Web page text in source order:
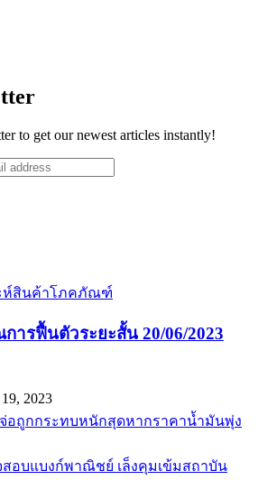
to get our newest articles instantly!
ห์สินค้าโภคภัณฑ์
รฟื้นตัวระยะสั้น 20/06/2023
2023
อถูกกระทบหนักสุดหากราคาน้ำมันพุ่ง
สอบแบงก์พาณิชย์ เล็งคุมเข้มสถาบัน